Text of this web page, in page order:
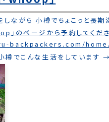
ながら 小樽でちょこっと長期
」のページから予約してくだ
backpackers.com/
でこんな生活をしています →